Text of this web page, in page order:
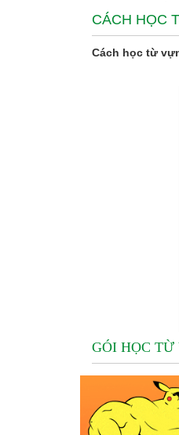
CÁCH HỌC
Cách học từ
GÓI HỌC